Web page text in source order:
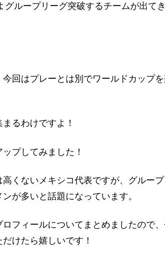
ループリーグ突破するチームが出てき
回はプレーとは別でワールドカップを
るわけですよ！
プしてみました！
くないメキシコ代表ですが、グルー
が多いと話題になっています。
フィールについてまとめましたので
けたら嬉しいです！